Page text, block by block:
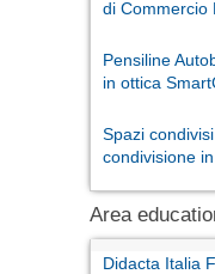
di Commercio
Pensiline
in ottica
Spazi
condivisione
Area
Didacta Italia